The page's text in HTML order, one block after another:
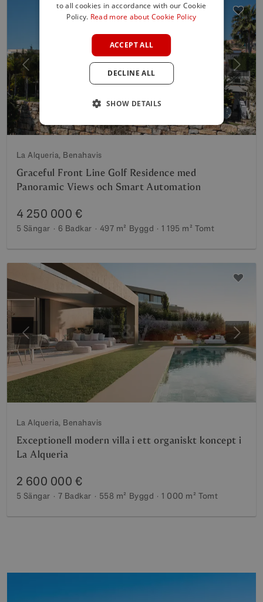
Föregående Nästa
La Alqueria, Benahavis
Graceful Front Line Golf Residence med
Panoramic Views och Smart Automation
4 250 000 €
5 Sängar 6 Badkar 497 m² Byggd 1 195 m² Tomt
Föregående Nästa
La Alqueria, Benahavis
Exceptionell modern villa i ett organiskt koncept i
La Alqueria
2 600 000 €
5 Sängar 7 Badkar 558 m² Byggd 1 000 m² Tomt
SPANISH
to all cookies in accordance with our Cookie
Policy. Read more about Cookie Policy
ACCEPT ALL
DECLINE ALL
SHOW DETAILS